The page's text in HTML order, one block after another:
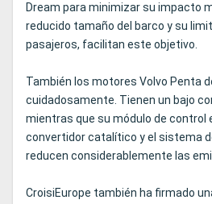
Dream para minimizar su impacto
reducido tamaño del barco y su
pasajeros, facilitan este objetivo.
También los motores Volvo Penta
cuidadosamente. Tienen un bajo
mientras que su módulo de control
convertidor catalítico y el sistema
reducen considerablemente las
CroisiEurope también ha firmado